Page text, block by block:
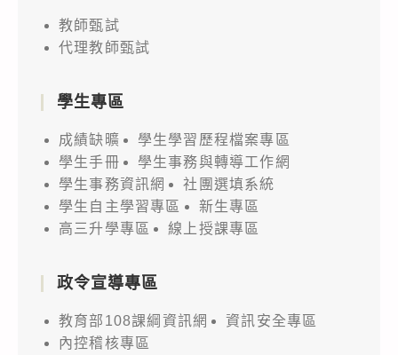
教師甄試
代理教師甄試
學生專區
成績缺曠
學生學習歷程檔案專區
學生手冊
學生事務與轉導工作網
學生事務資訊網
社團選填系統
學生自主學習專區
新生專區
高三升學專區
線上授課專區
政令宣導專區
教育部108課綱資訊網
資訊安全專區
內控稽核專區